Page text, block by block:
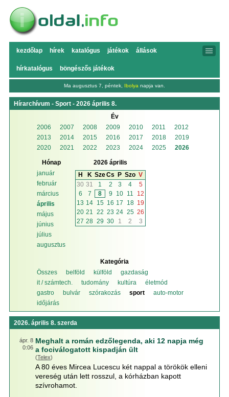
kezdőlap hírek katalógus játékok állások
hírkatalógus böngészős játékok
Ma augusztus 7, péntek, Ibolya napja van.
Hírarchívum - Sport - 2026 április 8.
Év
2006
2007 2008 2009 2010 2011
2012
2013
2014 2015 2016 2017 2018
2019
2020
2021 2022 2023 2024 2025 2026
Hónap
január
február
március
április
május
június
július
augusztus
2026 április
H
K SzeCs P Szo V
30 31 1 2 3 4
5
6
7 8 9 10 11
12
13 14 15 16 17 18 19
20 21 22 23 24 25 26
27 28 29 30 1 2 3
Kategória
Összes
belföld külföld
gazdaság
it / számtech.
tudomány kultúra
életmód
gastro
bulvár szórakozás sport
auto-motor
időjárás
2026. április 8. szerda
ápr. 8
0:06
Meghalt a román edzőlegenda, aki 12 napja még
a fociválogatott kispadján ült
(Telex)
A 80 éves Mircea Lucescu két nappal a törökök elleni
vereség után lett rosszul, a kórházban kapott
szívrohamot.